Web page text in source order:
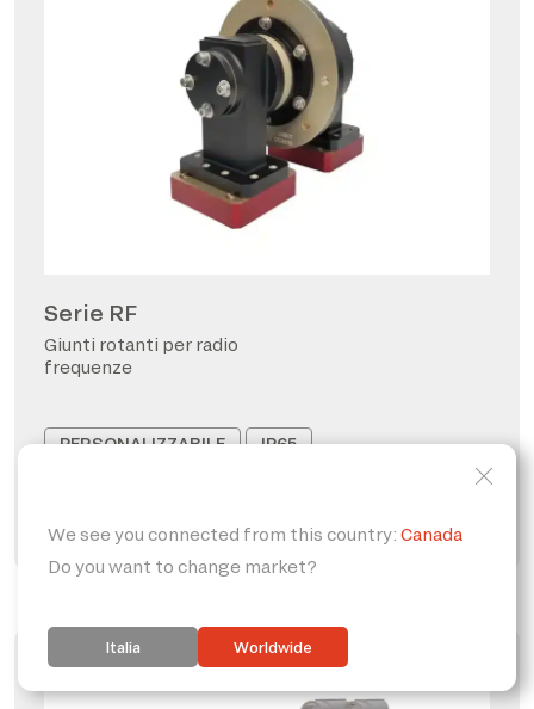
Serie RF
Giunti rotanti per radio
frequenze
PERSONALIZZABILE
IP65